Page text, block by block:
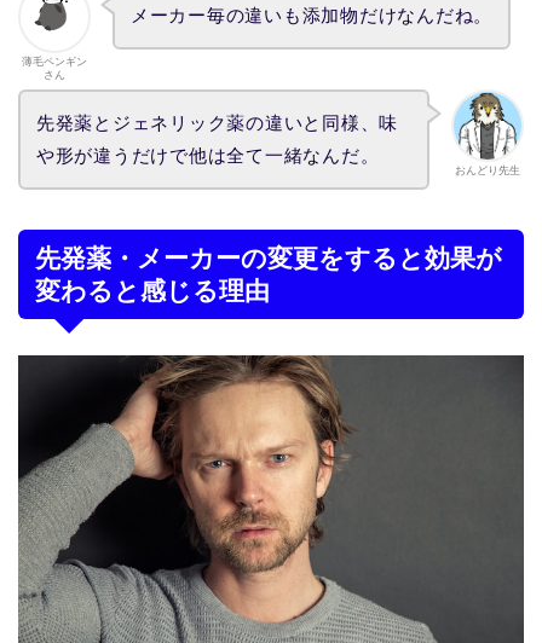
薄毛ペンギン
さん
メーカー毎の違いも添加物だけなんだね。
おんどり先生
先発薬とジェネリック薬の違いと同様、味
や形が違うだけで他は全て一緒なんだ。
先発薬・メーカーの変更をすると効果が
変わると感じる理由